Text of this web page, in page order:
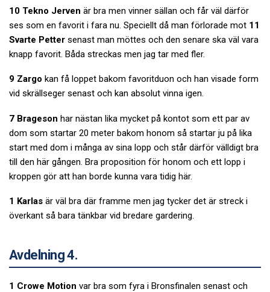
10 Tekno Jerven är bra men vinner sällan och får väl därför
ses som en favorit i fara nu. Speciellt då man förlorade mot 11
Svarte Petter senast man möttes och den senare ska väl vara
knapp favorit. Båda streckas men jag tar med fler.
9 Zargo kan få loppet bakom favoritduon och han visade form
vid skrällseger senast och kan absolut vinna igen.
7 Brageson har nästan lika mycket på kontot som ett par av
dom som startar 20 meter bakom honom så startar ju på lika
start med dom i många av sina lopp och står därför välldigt bra
till den här gången. Bra proposition för honom och ett lopp i
kroppen gör att han borde kunna vara tidig här.
1 Karlas är väl bra där framme men jag tycker det är streck i
överkant så bara tänkbar vid bredare gardering.
Avdelning 4.
1 Crowe Motion var bra som fyra i Bronsfinalen senast och